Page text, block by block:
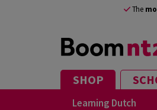
The
SHOP
Learning Dutch